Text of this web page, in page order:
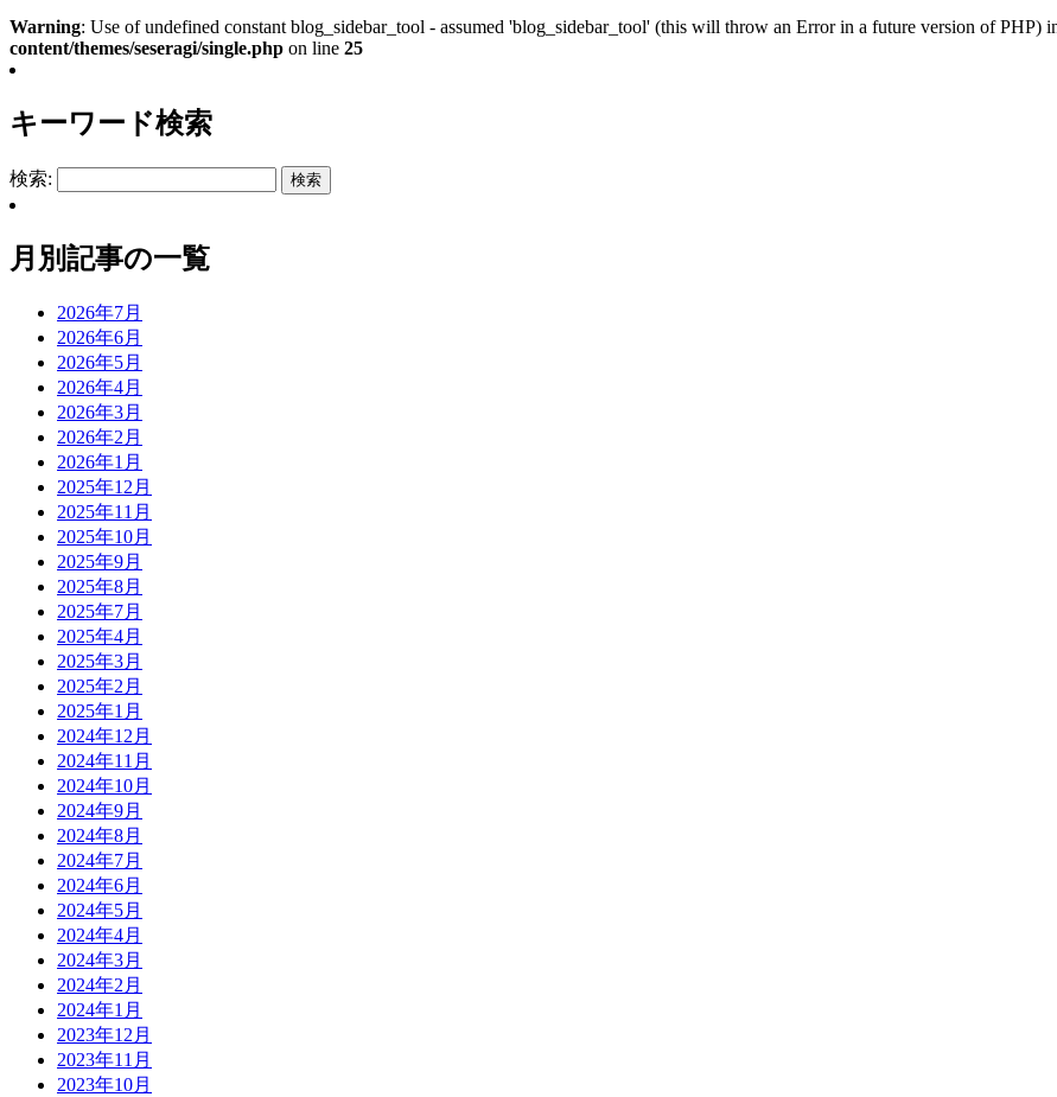
Warning: Use of undefined constant blog_sidebar_tool - assumed 'blog_sidebar_tool' (this will throw an Error in a future version of PHP)
content/themes/seseragi/single.php on line 25
キーワード検索
検索:
月別記事の一覧
2026年7月
2026年6月
2026年5月
2026年4月
2026年3月
2026年2月
2026年1月
2025年12月
2025年11月
2025年10月
2025年9月
2025年8月
2025年7月
2025年4月
2025年3月
2025年2月
2025年1月
2024年12月
2024年11月
2024年10月
2024年9月
2024年8月
2024年7月
2024年6月
2024年5月
2024年4月
2024年3月
2024年2月
2024年1月
2023年12月
2023年11月
2023年10月